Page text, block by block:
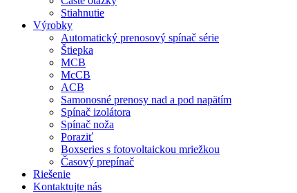
Stiahnutie
Výrobky
Automatický prenosový spínač série
Štiepka
MCB
McCB
ACB
Samonosné prenosy nad a pod napätím
Spínač izolátora
Spínač noža
Poraziť
Boxseries s fotovoltaickou mriežkou
Časový prepínač
Riešenie
Kontaktujte nás